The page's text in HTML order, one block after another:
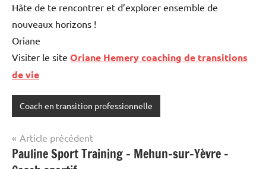
Hâte de te rencontrer et d’explorer ensemble de
nouveaux horizons !
Oriane
Visiter le site Oriane Hemery coaching de transitions
de vie
Coach en transition professionnelle
Navigation
de
Article précédent
Pauline Sport Training – Mehun-sur-Yèvre –